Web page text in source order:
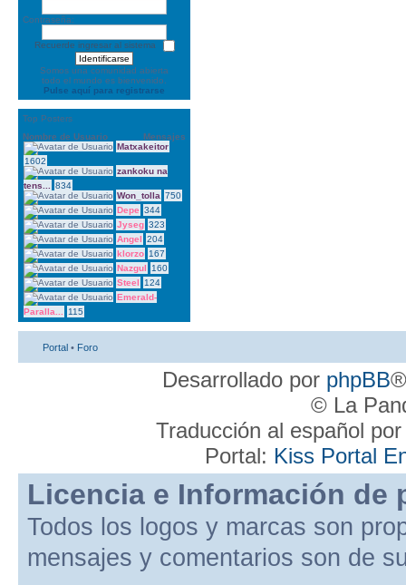
Contraseña:
Recuerde ingresar al sistema
Somos una comunidad abierta
todo el mundo es bienvenido.
Pulse aquí para registrarse
Top Posters
Nombre de Usuario
Mensajes
Matxakeitor
1602
zankoku na
tens...
834
Won_tolla 750
Depe 344
Jyseg 323
Angel 204
klorzo 167
Nazgul
160
Steel
124
Emerald-
Paralla...
115
Portal • Foro
Desarrollado por phpBB
© La
Traducción al español
Portal: Kiss Portal
Licencia e Información de
Todos los logos y marcas son
mensajes y comentarios son de